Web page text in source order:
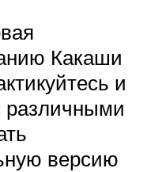
Какаши
и
различными
версию